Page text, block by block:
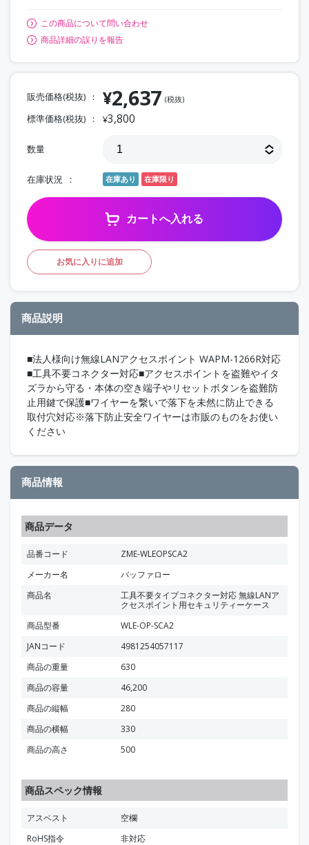
この商品について問い合わせ
商品詳細の誤りを報告
販売価格(税抜) ¥2,637 (税抜)
標準価格(税抜) ¥3,800
数量
在庫状況 在庫あり 在庫限り
カートへ入れる
お気に入りに追加
商品説明
■法人様向け無線LANアクセスポイント WAPM-1266R対応
■工具不要コネクター対応■アクセスポイントを盗難やイタ
ズラから守る・本体の空き端子やリセットボタンを盗難防
止用鍵で保護■ワイヤーを繋いで落下を未然に防止できる
取付穴対応※落下防止安全ワイヤーは市販のものをお使い
ください
商品情報
商品データ
品番コード
ZME-WLEOPSCA2
メーカー名
バッファロー
商品名
工具不要タイプコネクター対応 無線LANア
クセスポイント用セキュリティーケース
商品型番
WLE-OP-SCA2
JANコード
4981254057117
商品の重量
630
商品の容量
46,200
商品の縦幅
280
商品の横幅
330
商品の高さ
500
商品スペック情報
アスベスト
空欄
RoHS指令
非対応